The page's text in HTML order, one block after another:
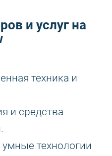
и услуг на
техника и
и средства
технологии